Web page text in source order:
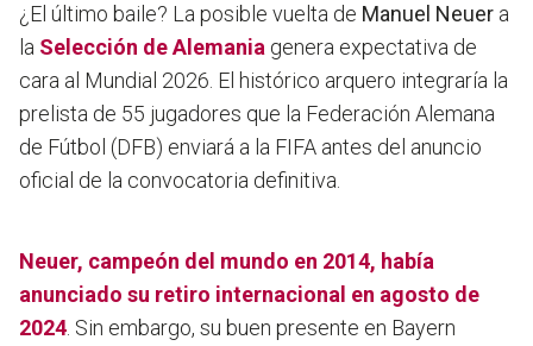
¿El último baile? La posible vuelta de Manuel Neuer a
la Selección de Alemania genera expectativa de
cara al Mundial 2026. El histórico arquero integraría la
prelista de 55 jugadores que la Federación Alemana
de Fútbol (DFB) enviará a la FIFA antes del anuncio
oficial de la convocatoria definitiva.
Neuer, campeón del mundo en 2014, había
anunciado su retiro internacional en agosto de
2024 . Sin embargo, su buen presente en Bayern